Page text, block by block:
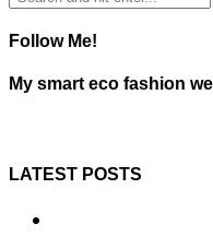
Follow Me!
My smart eco fashion
LATEST POSTS